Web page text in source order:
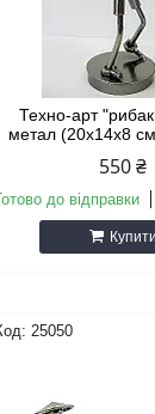
Техно-арт
метал (20х14х8
550 ₴
до відправки
Купити
25050